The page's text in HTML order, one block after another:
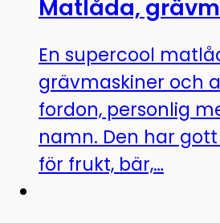
Matlåda,
En supercool
grävmaskiner och
fordon, personlig
namn. Den har
för frukt, bär,…